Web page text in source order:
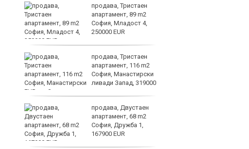
продава, Тристаен
апартамент, 89 m2
София, Младост 4,
250000 EUR
продава, Тристаен
апартамент, 116 m2
София, Манастирски
ливади Запад, 319000
EUR
продава, Двустаен
апартамент, 68 m2
София, Дружба 1,
167900 EUR